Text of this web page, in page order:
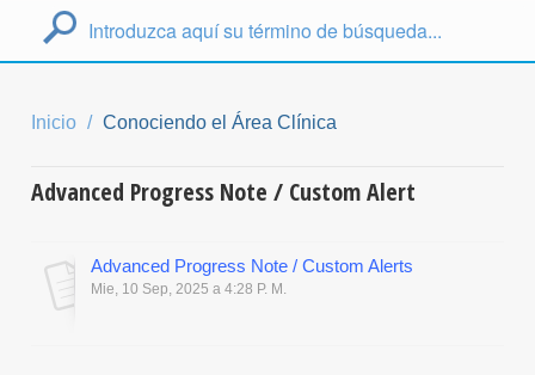
Inicio Conociendo el Área Clínica
Advanced Progress Note / Custom Alert
Advanced Progress Note / Custom Alerts
Mie, 10 Sep, 2025 a 4:28 P. M.